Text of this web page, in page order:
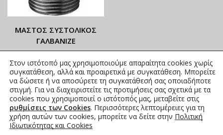
ΜΑΣΤΟΣ ΣΥΣΤΟΛΙΚΟΣ
ΓΑΛΒΑΝΙΖΕ
ΑΝΑΓΡΑΦΟΝΤΑΙ ΣΤΟ
ΑΝΗΡΤΗΜΕΝΟ PDF
3,84€–53,32€ συμπ. Φ.Π.Α.
Στον ιστότοπό μας χρησιμοποιούμε απαραίτητα cookies χωρίς
συγκατάθεση, αλλά και προαιρετικά με συγκατάθεση. Μπορείτε
να δώσετε ή να αποσύρετε τη συγκατάθεσή σας οποιαδήποτε
στιγμή. Για να διαχειριστείτε τις προτιμήσεις σας σχετικά με τα
cookies που χρησιμοποιεί ο ιστότοπός μας, μεταβείτε στις
ρυθμίσεις των Cookies. Περισσότερες λεπτομέρειες για τη
χρήση αυτών των cookies, μπορείτε να δείτε στην Πολιτική
Ιδιωτικότητας και Cookies